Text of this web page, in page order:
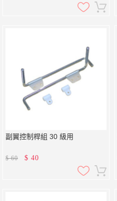
副翼控制桿組 30 級用
$60 $ 40